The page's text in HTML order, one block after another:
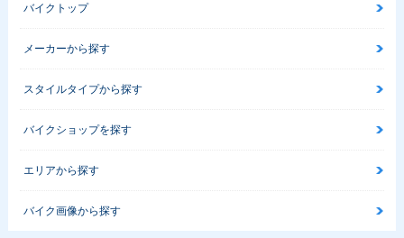
1995年 Super Cub
ーチェンジ
1993年 Super Cub
1993年 Super Cub
ーチェンジ
バイクトップ
メーカーから探す
スタイルタイプから探す
バイクショップを探す
エリアから探す
バイク画像から探す